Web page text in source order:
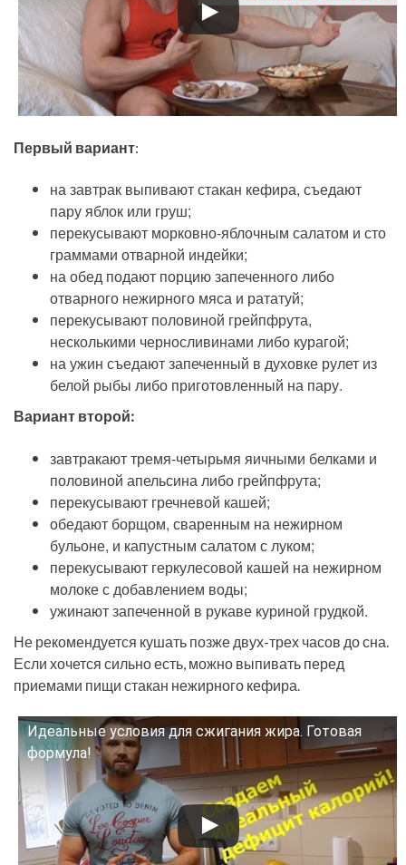
Первый вариант:
на завтрак выпивают стакан кефира, съедают
пару яблок или груш;
перекусывают морковно-яблочным салатом и сто
граммами отварной индейки;
на обед подают порцию запеченного либо
отварного нежирного мяса и рататуй;
перекусывают половиной грейпфрута,
несколькими черносливинами либо курагой;
на ужин съедают запеченный в духовке рулет из
белой рыбы либо приготовленный на пару.
Вариант второй:
завтракают тремя-четырьмя яичными белками и
половиной апельсина либо грейпфрута;
перекусывают гречневой кашей;
обедают борщом, сваренным на нежирном
бульоне, и капустным салатом с луком;
перекусывают геркулесовой кашей на нежирном
молоке с добавлением воды;
ужинают запеченной в рукаве куриной грудкой.
Не рекомендуется кушать позже двух-трех часов до сна.
Если хочется сильно есть, можно выпивать перед
приемами пищи стакан нежирного кефира.
Идеальные условия для сжигания жира. Готовая
формула!
Смотрите это видео на YouTube